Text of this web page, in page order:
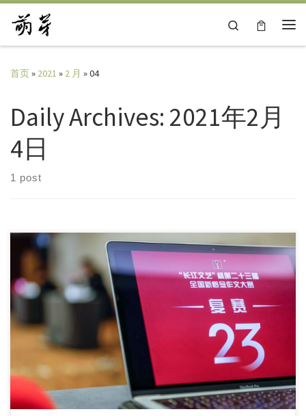
Skip to content
Search
首页» 2021 » 2 月 »04
Daily Archives: 2021年2月
4日
1 post